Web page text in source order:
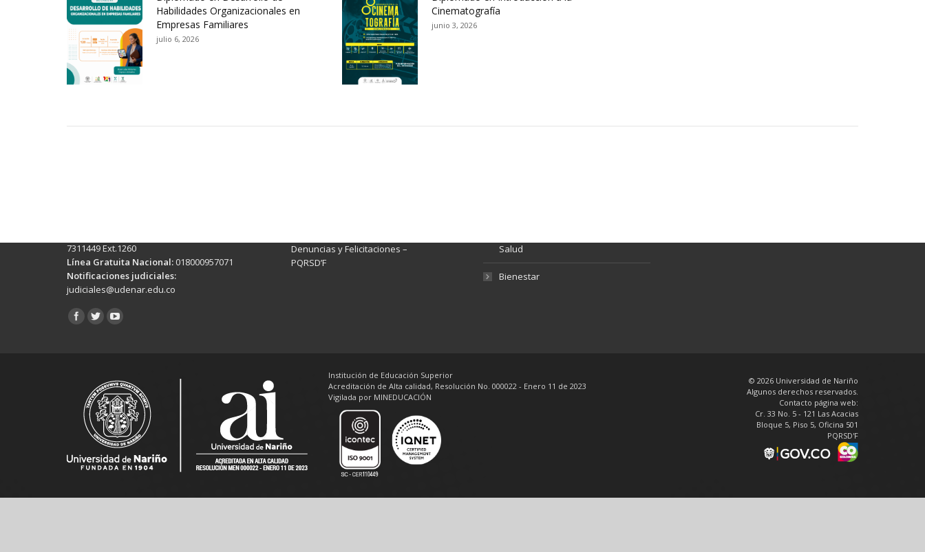
Habilidades Organizacionales en
Empresas Familiares
julio 6, 2026
Cinematografía
junio 3, 2026
7311449 Ext.1260
Línea Gratuita Nacional: 018000957071
Notificaciones judiciales:
judiciales@udenar.edu.co
Encuéntranos en:
Denuncias y Felicitaciones –
PQRSD’F
Salud
Bienestar
Institución de Educación Superior
Acreditación de Alta calidad, Resolución No. 000022 - Enero 11 de 2023
Vigilada por MINEDUCACIÓN
© 2026 Universidad de Nariño
Algunos derechos reservados.
Contacto página web:
Cr. 33 No. 5 - 121 Las Acacias
Bloque 5, Piso 5, Oficina 501
PQRSD'F